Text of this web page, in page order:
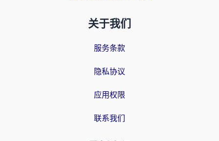
关于我们
服务条款
隐私协议
应用权限
联系我们